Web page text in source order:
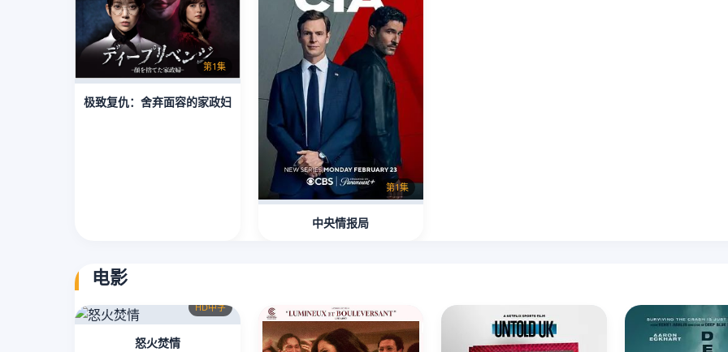
第1集
极致复仇：舍弃面容的家政妇
第1集
中央情报局
电影
HD中字
怒火焚情